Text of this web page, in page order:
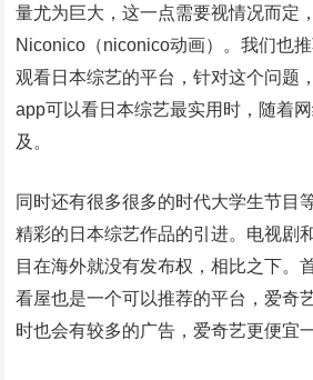
量尤为巨大，这一点需要视情况而定
Niconico（niconico动画）。我们也
观看日本综艺的平台，针对这个问题
app可以看日本综艺最实用时，随着
及。
同时还有很多很多的时代大学生节目
精彩的日本综艺作品的引进。电视剧
目在海外就没有发布权，相比之下。
看屋也是一个可以推荐的平台，爱奇
时也会有较多的广告，爱奇艺更便宜